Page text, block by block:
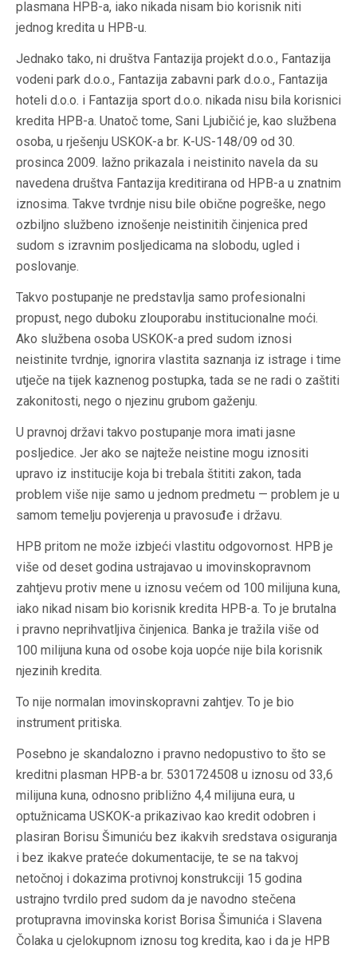
plasmana HPB-a, iako nikada nisam bio korisnik niti
jednog kredita u HPB-u.
Jednako tako, ni društva Fantazija projekt d.o.o., Fantazija
vodeni park d.o.o., Fantazija zabavni park d.o.o., Fantazija
hoteli d.o.o. i Fantazija sport d.o.o. nikada nisu bila korisnici
kredita HPB-a. Unatoč tome, Sani Ljubičić je, kao službena
osoba, u rješenju USKOK-a br. K-US-148/09 od 30.
prosinca 2009. lažno prikazala i neistinito navela da su
navedena društva Fantazija kreditirana od HPB-a u znatnim
iznosima. Takve tvrdnje nisu bile obične pogreške, nego
ozbiljno službeno iznošenje neistinitih činjenica pred
sudom s izravnim posljedicama na slobodu, ugled i
poslovanje.
Takvo postupanje ne predstavlja samo profesionalni
propust, nego duboku zlouporabu institucionalne moći.
Ako službena osoba USKOK-a pred sudom iznosi
neistinite tvrdnje, ignorira vlastita saznanja iz istrage i time
utječe na tijek kaznenog postupka, tada se ne radi o zaštiti
zakonitosti, nego o njezinu grubom gaženju.
U pravnoj državi takvo postupanje mora imati jasne
posljedice. Jer ako se najteže neistine mogu iznositi
upravo iz institucije koja bi trebala štititi zakon, tada
problem više nije samo u jednom predmetu — problem je u
samom temelju povjerenja u pravosuđe i državu.
HPB pritom ne može izbjeći vlastitu odgovornost. HPB je
više od deset godina ustrajavao u imovinskopravnom
zahtjevu protiv mene u iznosu većem od 100 milijuna kuna,
iako nikad nisam bio korisnik kredita HPB-a. To je brutalna
i pravno neprihvatljiva činjenica. Banka je tražila više od
100 milijuna kuna od osobe koja uopće nije bila korisnik
njezinih kredita.
To nije normalan imovinskopravni zahtjev. To je bio
instrument pritiska.
Posebno je skandalozno i pravno nedopustivo to što se
kreditni plasman HPB-a br. 5301724508 u iznosu od 33,6
milijuna kuna, odnosno približno 4,4 milijuna eura, u
optužnicama USKOK-a prikazivao kao kredit odobren i
plasiran Borisu Šimuniću bez ikakvih sredstava osiguranja
i bez ikakve prateće dokumentacije, te se na takvoj
netočnoj i dokazima protivnoj konstrukciji 15 godina
ustrajno tvrdilo pred sudom da je navodno stečena
protupravna imovinska korist Borisa Šimunića i Slavena
Čolaka u cjelokupnom iznosu tog kredita, kao i da je HPB